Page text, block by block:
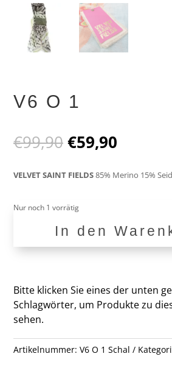
V6 O 1
€99,90Ursprünglicher
Preis
war:
€99,90
€59,90
ist:
€59,90.
VELVET SAINT FIELDS85% Merino 15%
Nur noch 1 vorrätig
In den
Bitte klicken Sie eines der unten
Schlagwörter, um Produkte zu
sehen.
Artikelnummer: V6 O 1 Schal